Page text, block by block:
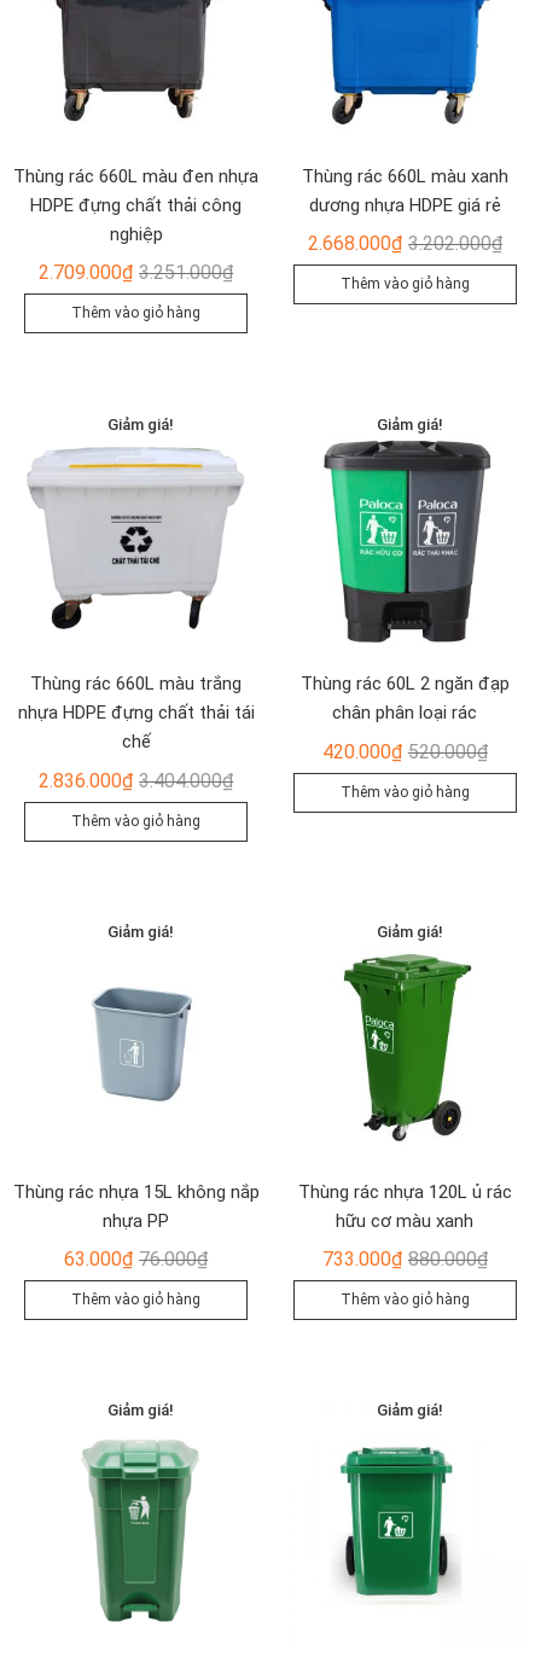
Thùng rác 660L màu đen nhựa
HDPE đựng chất thải công
nghiệp
3.251.000₫Giá
gốc
là:
2.709.000₫
Giá
hiện
tại
Thêm vào giỏ hàng
Thùng rác 660L màu xanh
dương nhựa HDPE giá rẻ
3.202.000₫Giá
gốc
là:
2.668.000₫
Giá
hiện
tại
Thêm vào giỏ hàng
Giảm giá!
Thùng rác 660L màu trắng
nhựa HDPE đựng chất thải tái
chế
3.404.000₫Giá
gốc
là:
2.836.000₫
Giá
hiện
tại
Thêm vào giỏ hàng
Giảm giá!
Thùng rác 60L 2 ngăn đạp
chân phân loại rác
520.000₫Giá
gốc
là:
420.000₫
Giá
hiện
tại
Thêm vào giỏ hàng
Giảm giá!
Thùng rác nhựa 15L không nắp
nhựa PP
76.000₫Giá
gốc
là:
63.000₫
Giá
hiện
tại
Thêm vào giỏ hàng
Giảm giá!
Thùng rác nhựa 120L ủ rác
hữu cơ màu xanh
880.000₫Giá
gốc
là:
733.000₫
Giá
hiện
tại
Thêm vào giỏ hàng
Giảm giá! Giảm giá!